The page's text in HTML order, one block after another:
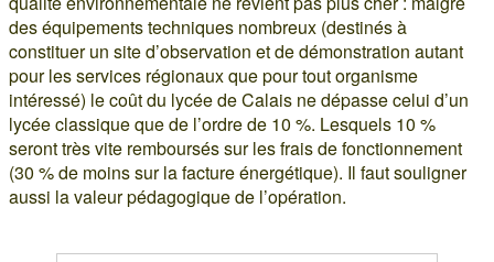
des équipements techniques nombreux (destinés à
constituer un site d’observation et de démonstration autant
pour les services régionaux que pour tout organisme
intéressé) le coût du lycée de Calais ne dépasse celui d’un
lycée classique que de l’ordre de 10 %. Lesquels 10 %
seront très vite remboursés sur les frais de fonctionnement
(30 % de moins sur la facture énergétique). Il faut souligner
aussi la valeur pédagogique de l’opération.